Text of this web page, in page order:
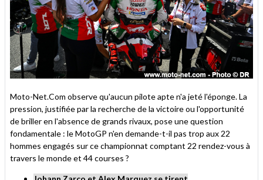
Moto-Net.Com observe qu'aucun pilote apte n'a jeté l'éponge. La
pression, justifiée par la recherche de la victoire ou l'opportunité
de briller en l'absence de grands rivaux, pose une question
fondamentale : le MotoGP n'en demande-t-il pas trop aux 22
hommes engagés sur ce championnat comptant 22 rendez-vous à
travers le monde et 44 courses ?